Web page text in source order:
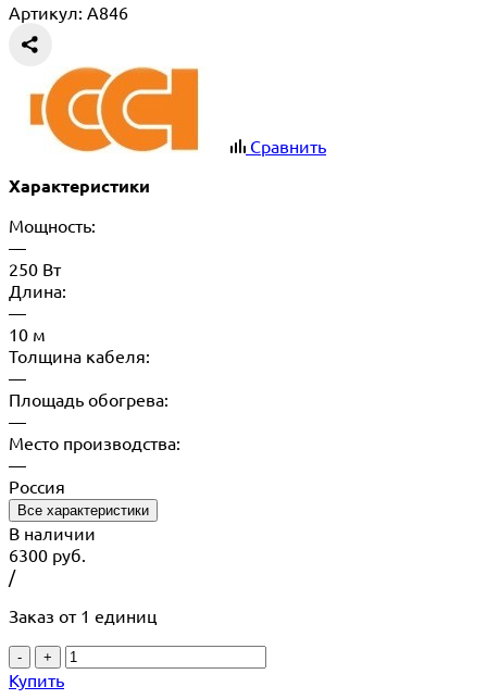
Артикул: A846
Сравнить
Характеристики
Мощность:
—
250 Вт
Длина:
—
10 м
Толщина кабеля:
—
Площадь обогрева:
—
Место производства:
—
Россия
Все характеристики
В наличии
6300 руб.
/
Заказ от 1 единиц
- +
Купить